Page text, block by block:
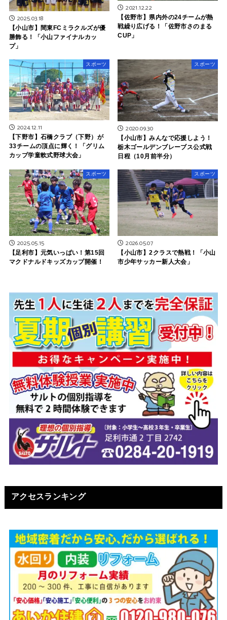
2025.03.18
【小山市】間東FCミラクルズが優
勝飾る！「小山ファイナルカッ
プ」
2021.12.22
【佐野市】県内外の24チームが熱
戦繰り広げる！「佐野市さのまる
CUP」
スポーツ
2024.12.11
【下野市】石橋クラブ（下野）が
33チームの頂点に輝く！「グリム
カップ学童軟式野球大会」
スポーツ
2020.09.30
【小山市】みんなで応援しよう！
栃木ゴールデンブレーブス公式戦
日程（10月前半分）
スポーツ
2025.05.15
【足利市】元気いっぱい！第15回
マクドナルドキッズカップ開催！
スポーツ
2026.05.07
【小山市】2クラスで熱戦！「小山
市少年サッカー新人大会」
アクセスランキング